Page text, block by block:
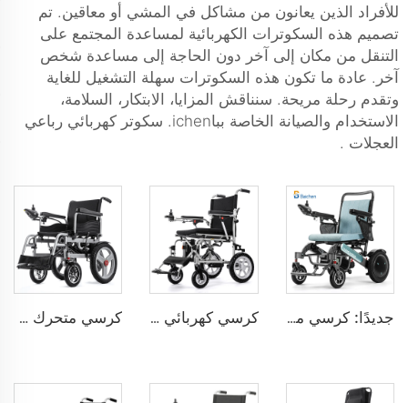
للأفراد الذين يعانون من مشاكل في المشي أو معاقين. تم
تصميم هذه السكوترات الكهربائية لمساعدة المجتمع على
التنقل من مكان إلى آخر دون الحاجة إلى مساعدة شخص
آخر. عادة ما تكون هذه السكوترات سهلة التشغيل للغاية
وتقدم رحلة مريحة. سنناقش المزايا، الابتكار، السلامة،
الاستخدام والصيانة الخاصة بباichen.
سكوتر كهربائي رباعي
العجلات .
جديدًا: كرسي متحرك كهربائي عصري قابل للطي للمعاقين BC-EA8000-UP كرسي كهربائي خفيف الوزن قابل للطي BC-EALD4 لذوي الاحتياجات الخاصة كرسي متحرك كهربائي اقتصادي تلقائي BC-ES6001A-LW للكبار